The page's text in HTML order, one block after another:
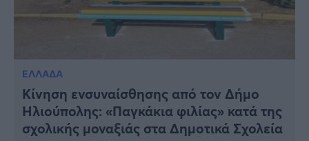
ΕΛΛΑΔΑ
Κίνηση ενσυναίσθησης από τον Δήμο
Ηλιούπολης: «Παγκάκια φιλίας» κατά της
σχολικής μοναξιάς στα Δημοτικά Σχολεία